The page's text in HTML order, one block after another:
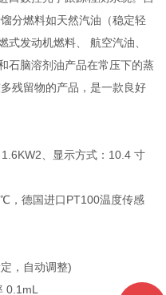
分燃料如天然汽油（稳定轻
式发动机燃料、 航空汽油、
石脑溶剂油产品在常压下的蒸
残留物的产品，是一款良好
、显示方式：10.4 寸
，德国进口PT100温度传感
，自动调整)
0.1mL